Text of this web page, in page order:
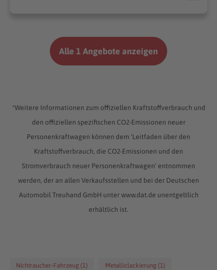
Alle 1 Angebote anzeigen
*Weitere Informationen zum offiziellen Kraftstoffverbrauch und
den offiziellen spezifischen CO2-Emissionen neuer
Personenkraftwagen können dem ‘Leitfaden über den
Kraftstoffverbrauch, die CO2-Emissionen und den
Stromverbrauch neuer Personenkraftwagen’ entnommen
werden, der an allen Verkaufsstellen und bei der Deutschen
Automobil Treuhand GmbH unter www.dat.de unentgeltlich
erhältlich ist.
Nichtraucher-Fahrzeug (1) Metalliclackierung (1)